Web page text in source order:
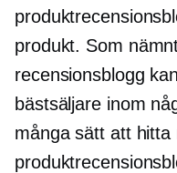
produkt. Som
recensionsblogg
bästsäljare inom
många sätt att hitta